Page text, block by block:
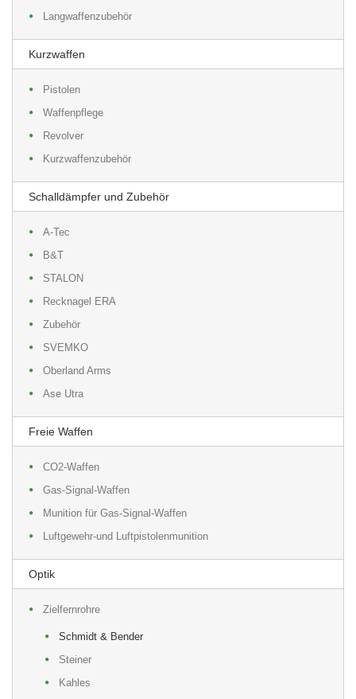
Langwaffenzubehör
Kurzwaffen
Pistolen
Waffenpflege
Revolver
Kurzwaffenzubehör
Schalldämpfer und Zubehör
A-Tec
B&T
STALON
Recknagel ERA
Zubehör
SVEMKO
Oberland Arms
Ase Utra
Freie Waffen
CO2-Waffen
Gas-Signal-Waffen
Munition für Gas-Signal-Waffen
Luftgewehr-und Luftpistolenmunition
Optik
Zielfernrohre
Schmidt & Bender
Steiner
Kahles